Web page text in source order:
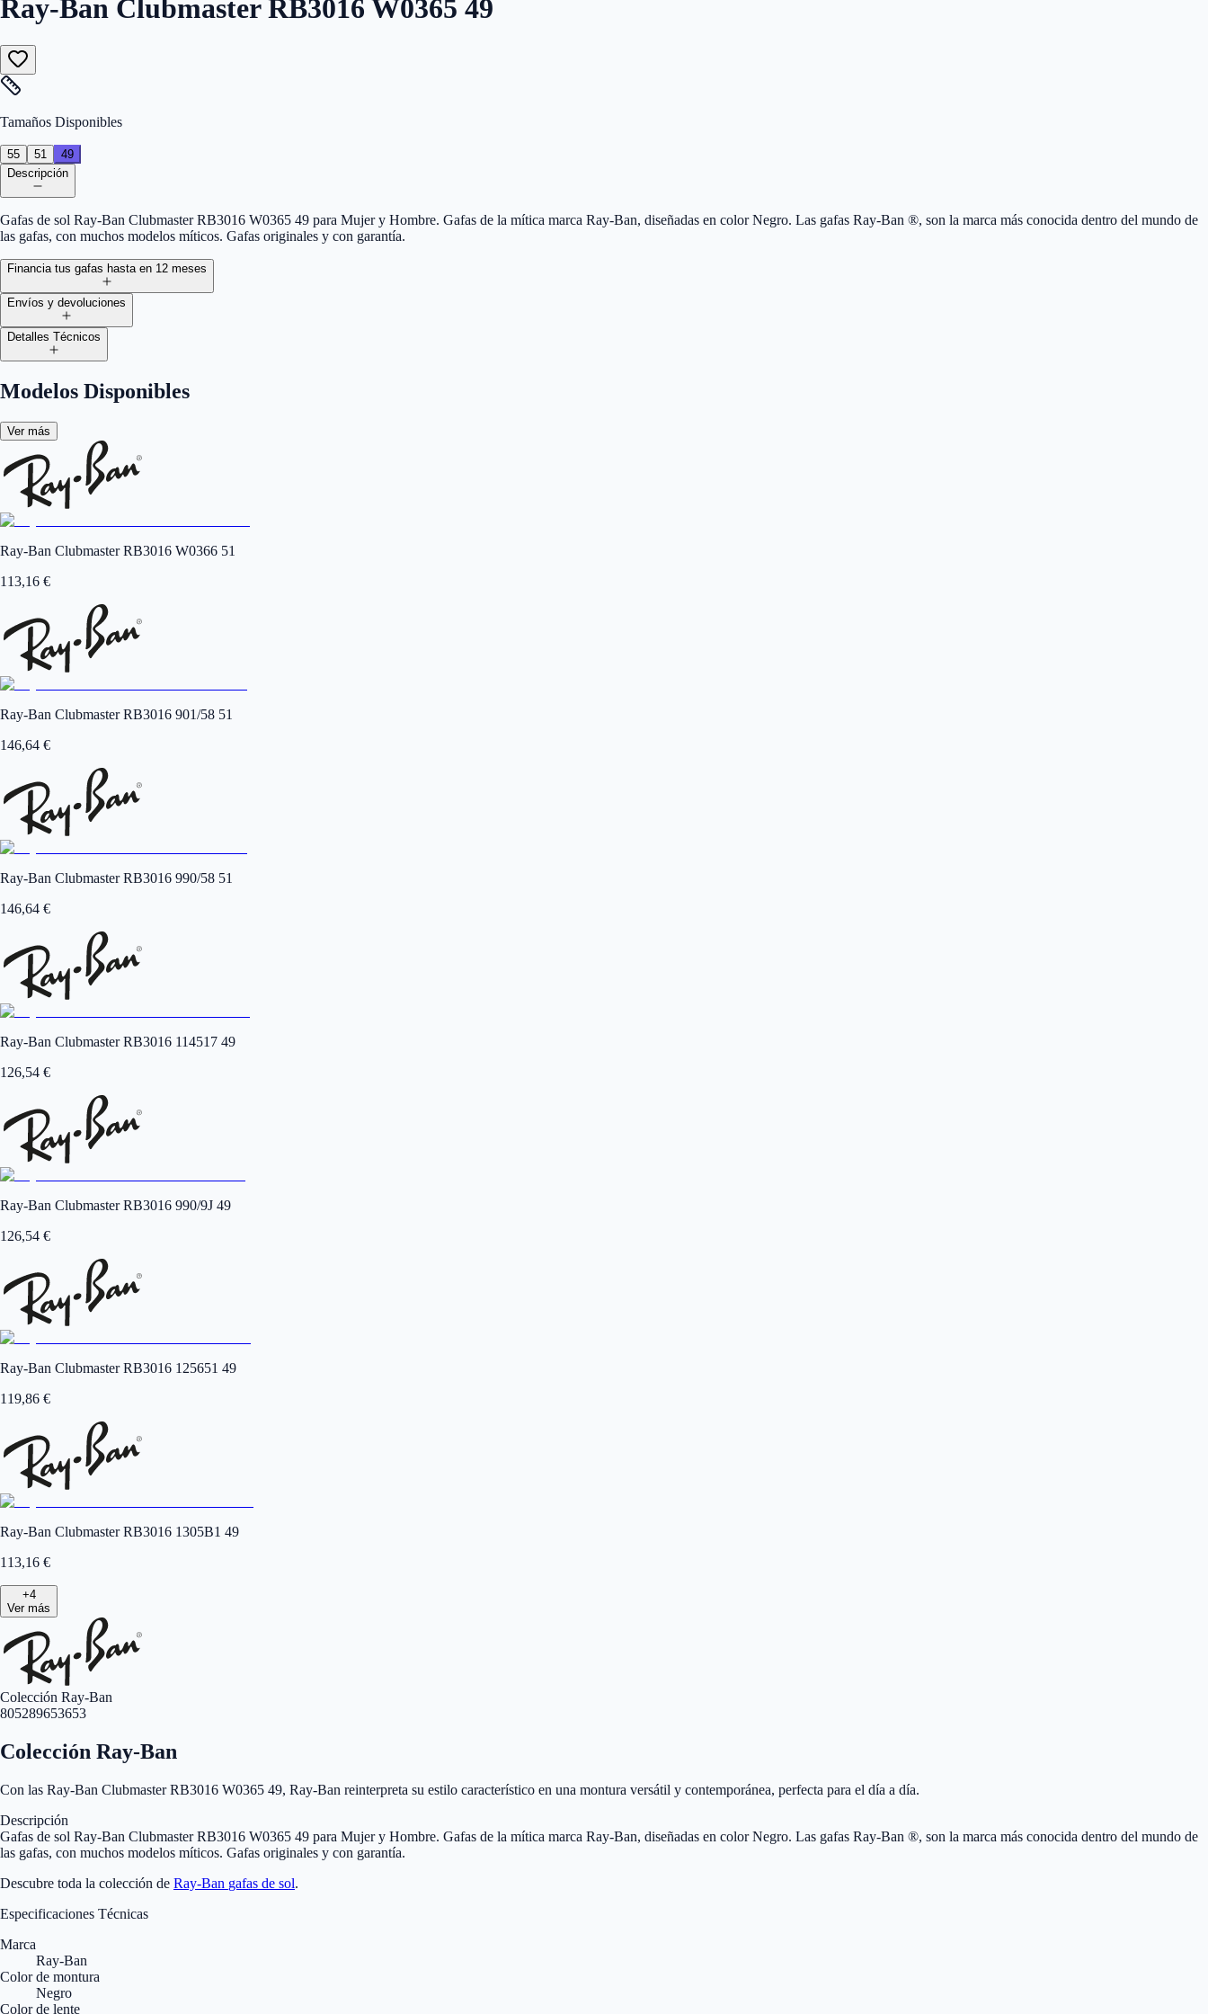
Ray-Ban Clubmaster RB3016 W0365 49
Tamaños Disponibles
55 51
49
Descripción
Gafas de sol Ray-Ban Clubmaster RB3016 W0365 49 para Mujer y Hombre. Gafas de la mítica marca Ray-Ban, diseñadas en color Negro. Las gafas Ray-Ban ®, son la marca más conocida dentro del mundo de
las gafas, con muchos modelos míticos. Gafas originales y con garantía.
Financia tus gafas hasta en 12 meses
Envíos y devoluciones
Detalles Técnicos
Modelos Disponibles
Ver más
Ray-Ban Clubmaster RB3016 W0366 51
113,16 €
Ray-Ban Clubmaster RB3016 901/58 51
146,64 €
Ray-Ban Clubmaster RB3016 990/58 51
146,64 €
Ray-Ban Clubmaster RB3016 114517 49
126,54 €
Ray-Ban Clubmaster RB3016 990/9J 49
126,54 €
Ray-Ban Clubmaster RB3016 125651 49
119,86 €
Ray-Ban Clubmaster RB3016 1305B1 49
113,16 €
+4
Ver más
Colección Ray-Ban
805289653653
Colección Ray-Ban
Con las Ray-Ban Clubmaster RB3016 W0365 49, Ray-Ban reinterpreta su estilo característico en una montura versátil y contemporánea, perfecta para el día a día.
Descripción
Gafas de sol Ray-Ban Clubmaster RB3016 W0365 49 para Mujer y Hombre. Gafas de la mítica marca Ray-Ban, diseñadas en color Negro. Las gafas Ray-Ban ®, son la marca más conocida dentro del mundo de
las gafas, con muchos modelos míticos. Gafas originales y con garantía.
Descubre toda la colección de Ray-Ban gafas de sol.
Especificaciones Técnicas
Marca
Ray-Ban
Color de montura
Negro
Color de lente